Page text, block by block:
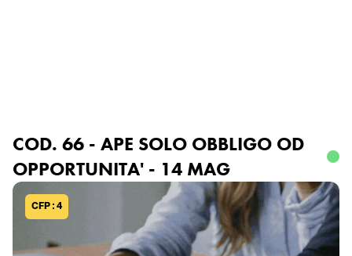
COD. 66 - APE SOLO OBBLIGO OD
OPPORTUNITA' - 14 MAG
CFP : 4